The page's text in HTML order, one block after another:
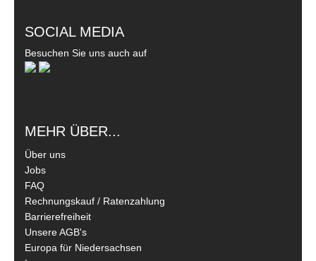
SOCIAL MEDIA
Besuchen Sie uns auch auf
MEHR ÜBER...
Über uns
Jobs
FAQ
Rechnungskauf / Ratenzahlung
Barrierefreiheit
Unsere AGB's
Europa für Niedersachsen